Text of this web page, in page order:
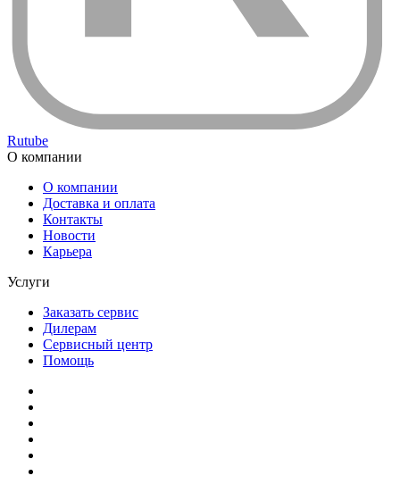
Rutube
О компании
О компании
Доставка и оплата
Контакты
Новости
Карьера
Услуги
Заказать сервис
Дилерам
Сервисный центр
Помощь